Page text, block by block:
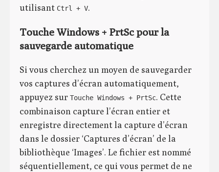
utilisant Ctrl + V.
Touche Windows + PrtSc pour la
sauvegarde automatique
Si vous cherchez un moyen de sauvegarder
vos captures d’écran automatiquement,
appuyez sur Touche Windows + PrtSc. Cette
combinaison capture l’écran entier et
enregistre directement la capture d’écran
dans le dossier ‘Captures d’écran’ de la
bibliothèque ‘Images’. Le fichier est nommé
séquentiellement, ce qui vous permet de ne